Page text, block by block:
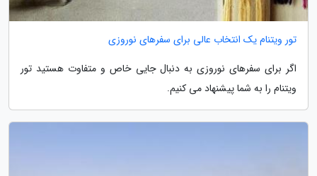
تور ویتنام یک انتخاب عالی برای سفرهای نوروزی
اگر برای سفرهای نوروزی به دنبال جایی خاص و متفاوت هستید تور
ویتنام را به شما پیشنهاد می کنیم.